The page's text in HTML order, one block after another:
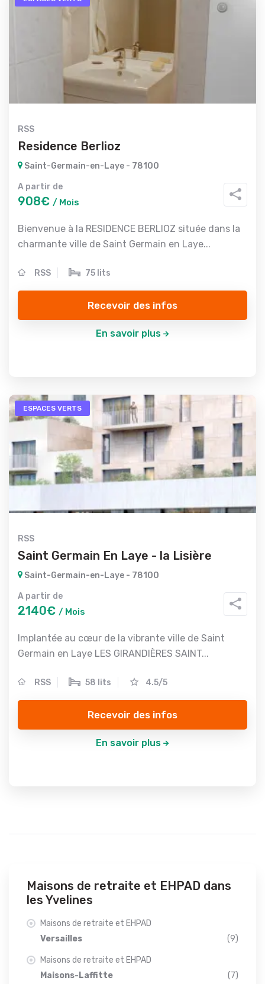
RSS
Residence Berlioz
Saint-Germain-en-Laye - 78100
A partir de
908€ / Mois
Bienvenue à la RESIDENCE BERLIOZ située dans la
charmante ville de Saint Germain en Laye...
RSS 75 lits
Recevoir des infos
En savoir plus
ESPACES VERTS
RSS
Saint Germain En Laye - la Lisière
Saint-Germain-en-Laye - 78100
A partir de
2140€ / Mois
Implantée au cœur de la vibrante ville de Saint
Germain en Laye LES GIRANDIÈRES SAINT...
RSS 58 lits 4.5/5
Recevoir des infos
En savoir plus
Maisons de retraite et EHPAD dans
les Yvelines
Maisons de retraite et EHPAD
Versailles
(9)
Maisons de retraite et EHPAD
Maisons-Laffitte
(7)